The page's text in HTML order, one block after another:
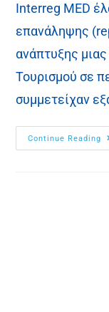
Interreg MED
επανάληψης
ανάπτυξης
Τουρισμού σε
συμμετείχαν
Continue Reading